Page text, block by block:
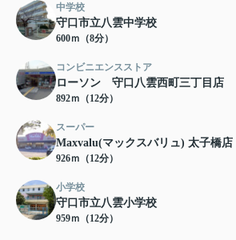
中学校
守口市立八雲中学校
600ｍ（8分）
コンビニエンスストア
ローソン 守口八雲西町三丁目店
892ｍ（12分）
スーパー
Maxvalu(マックスバリュ) 太子橋店
926ｍ（12分）
小学校
守口市立八雲小学校
959ｍ（12分）